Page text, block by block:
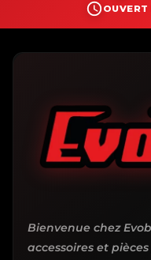
Bienvenue chez
accessoires et